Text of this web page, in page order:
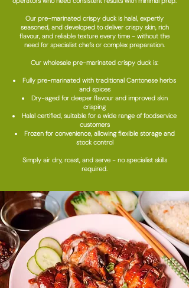
Our pre-marinated crispy duck is halal, expertly
seasoned, and developed to deliver crispy skin, rich
flavour, and reliable texture every time - without the
need for specialist chefs or complex preparation.
Our wholesale pre-marinated crispy duck is:
Fully pre-marinated with traditional Cantonese herbs
and spices
Dry-aged for deeper flavour and improved skin
crisping
Halal certified, suitable for a wide range of foodservice
customers
Frozen for convenience, allowing flexible storage and
stock control
Simply air dry, roast, and serve - no specialist skills
required.